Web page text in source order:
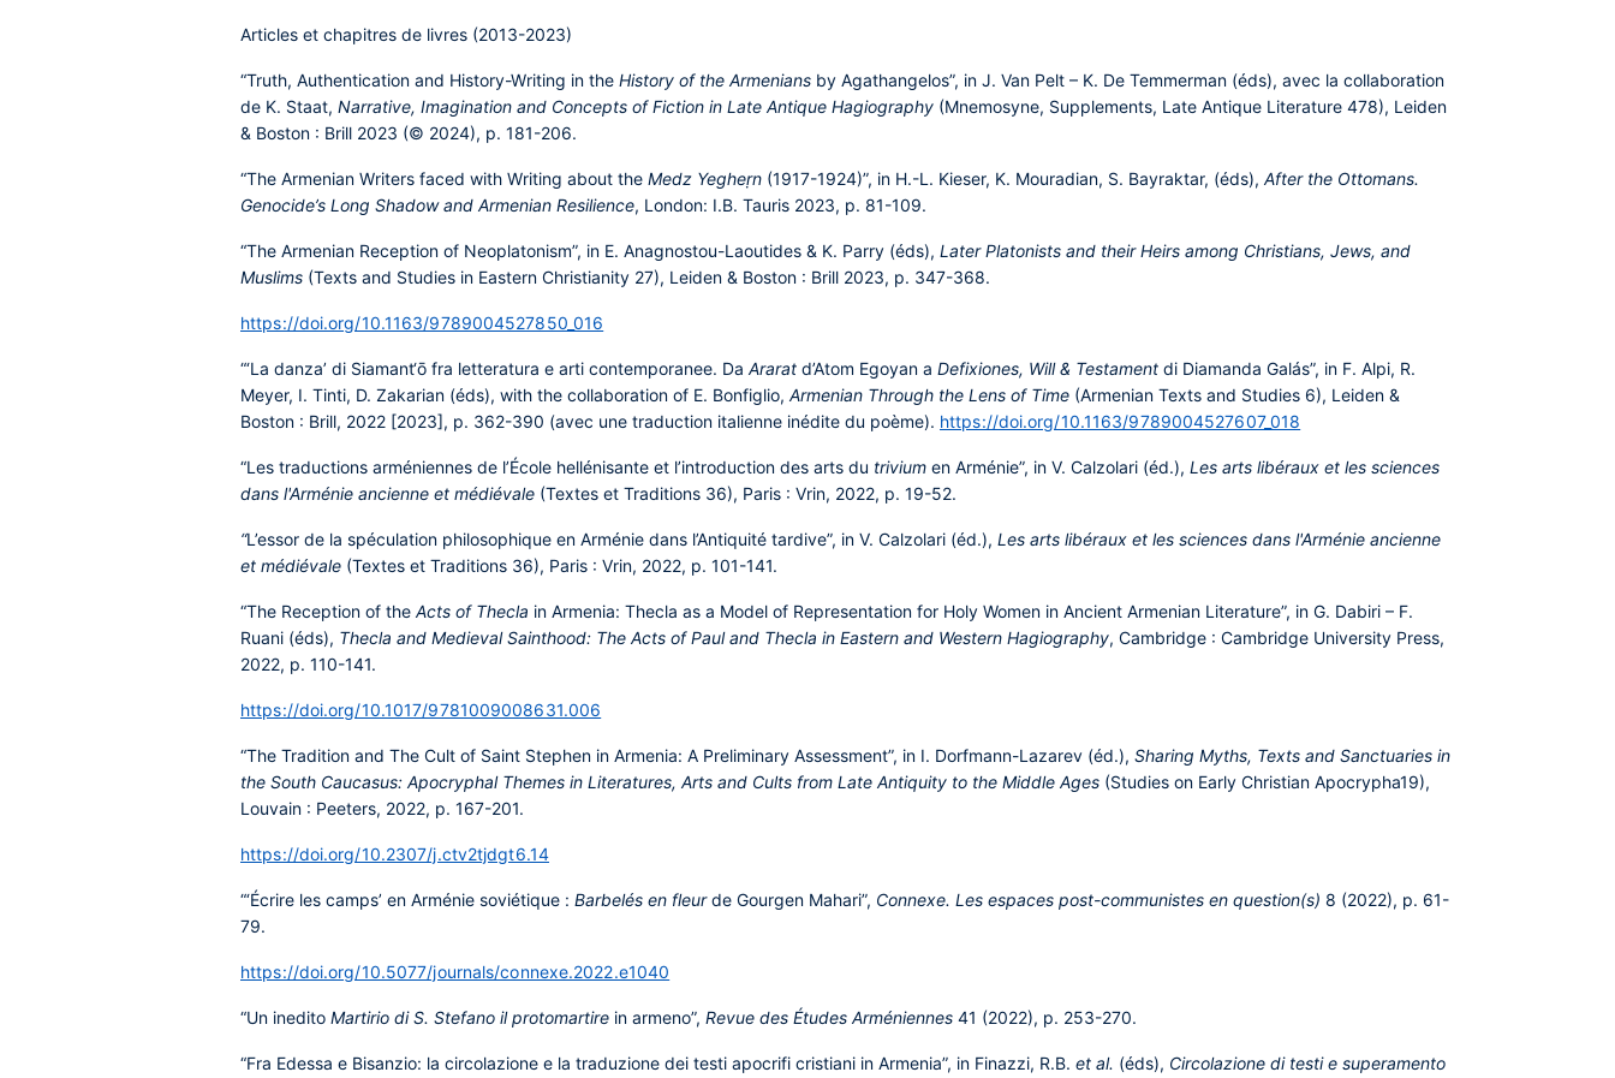
Articles et chapitres de livres (2013-2023)
“Truth, Authentication and History-Writing in the History of the Armenians by Agathangelos”, in J. Van Pelt – K. De Temmerman (éds), avec la collaboration
de K. Staat, Narrative, Imagination and Concepts of Fiction in Late Antique Hagiography (Mnemosyne, Supplements, Late Antique Literature 478), Leiden
& Boston : Brill 2023 (© 2024), p. 181-206.
“The Armenian Writers faced with Writing about the Medz Yegheṛn (1917-1924)”, in H.-L. Kieser, K. Mouradian, S. Bayraktar, (éds), After the Ottomans.
Genocide’s Long Shadow and Armenian Resilience, London: I.B. Tauris 2023, p. 81-109.
“The Armenian Reception of Neoplatonism”, in E. Anagnostou-Laoutides & K. Parry (éds), Later Platonists and their Heirs among Christians, Jews, and
Muslims (Texts and Studies in Eastern Christianity 27), Leiden & Boston : Brill 2023, p. 347-368.
https://doi.org/10.1163/9789004527850_016
“‘La danza’ di Siamant‘ō fra letteratura e arti contemporanee. Da Ararat d’Atom Egoyan a Defixiones, Will & Testament di Diamanda Galás”, in F. Alpi, R.
Meyer, I. Tinti, D. Zakarian (éds), with the collaboration of E. Bonfiglio, Armenian Through the Lens of Time (Armenian Texts and Studies 6), Leiden &
Boston : Brill, 2022 [2023], p. 362-390 (avec une traduction italienne inédite du poème). https://doi.org/10.1163/9789004527607_018
“Les traductions arméniennes de l’École hellénisante et l’introduction des arts du trivium en Arménie”, in V. Calzolari (éd.), Les arts libéraux et les sciences
dans l'Arménie ancienne et médiévale (Textes et Traditions 36), Paris : Vrin, 2022, p. 19-52.
“L’essor de la spéculation philosophique en Arménie dans l’Antiquité tardive”, in V. Calzolari (éd.), Les arts libéraux et les sciences dans l'Arménie ancienne
et médiévale (Textes et Traditions 36), Paris : Vrin, 2022, p. 101-141.
“The Reception of the Acts of Thecla in Armenia: Thecla as a Model of Representation for Holy Women in Ancient Armenian Literature”, in G. Dabiri – F.
Ruani (éds), Thecla and Medieval Sainthood: The Acts of Paul and Thecla in Eastern and Western Hagiography, Cambridge : Cambridge University Press,
2022, p. 110-141.
https://doi.org/10.1017/9781009008631.006
“The Tradition and The Cult of Saint Stephen in Armenia: A Preliminary Assessment”, in I. Dorfmann-Lazarev (éd.), Sharing Myths, Texts and Sanctuaries in
the South Caucasus: Apocryphal Themes in Literatures, Arts and Cults from Late Antiquity to the Middle Ages (Studies on Early Christian Apocrypha19),
Louvain : Peeters, 2022, p. 167-201.
https://doi.org/10.2307/j.ctv2tjdgt6.14
“‘Écrire les camps’ en Arménie soviétique : Barbelés en fleurde Gourgen Mahari”, Connexe. Les espaces post-communistes en question(s) 8 (2022), p. 61-
79.
https://doi.org/10.5077/journals/connexe.2022.e1040
“Un inedito Martirio di S. Stefano il protomartire in armeno”, Revue des Études Arméniennes 41 (2022), p. 253-270.
“Fra Edessa e Bisanzio: la circolazione e la traduzione dei testi apocrifi cristiani in Armenia”, in Finazzi, R.B. et al. (éds), Circolazione di testi e superamento